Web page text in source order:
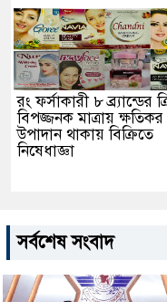
রং ফর্সাকারী ৮ ব্র্যান্ডের
বিপজ্জনক মাত্রায় ক্ষতিকর
উপাদান থাকায় বিক্রিতে
নিষেধাজ্ঞা
সর্বশেষ সংবাদ